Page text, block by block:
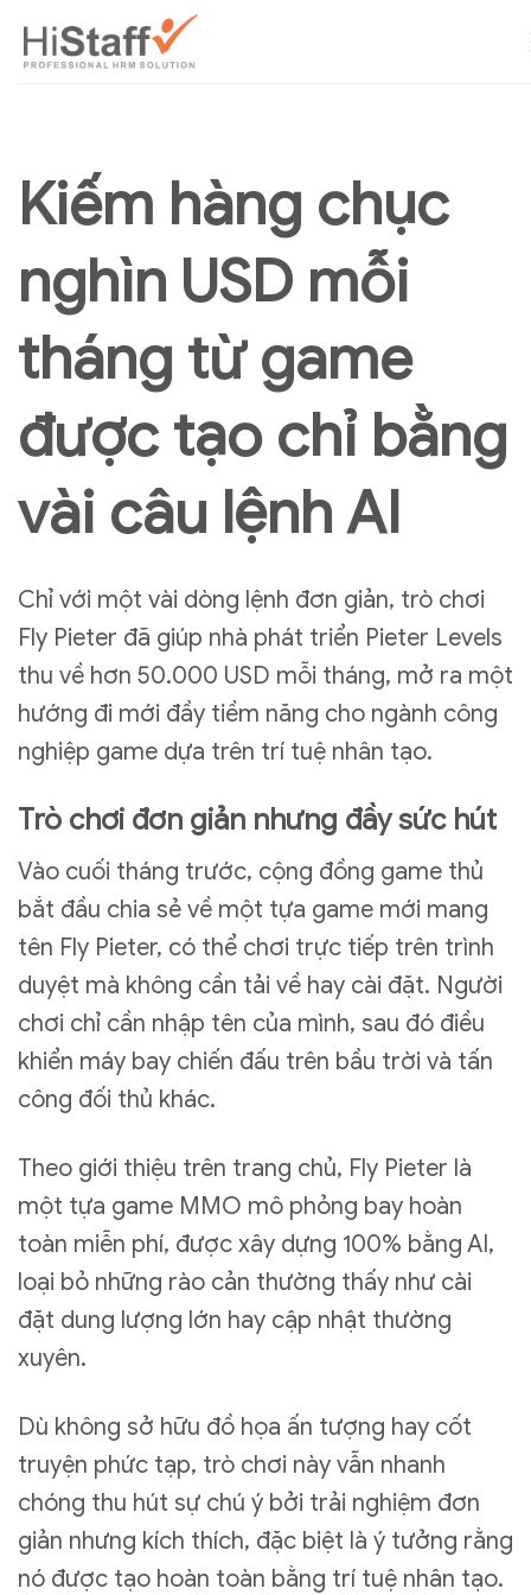
Kiếm hàng chục
nghìn USD mỗi
tháng từ game
được tạo chỉ bằng
vài câu lệnh AI
Chỉ với một vài dòng lệnh đơn giản, trò chơi
Fly Pieter đã giúp nhà phát triển Pieter Levels
thu về hơn 50.000 USD mỗi tháng, mở ra một
hướng đi mới đầy tiềm năng cho ngành công
nghiệp game dựa trên trí tuệ nhân tạo.
Trò chơi đơn giản nhưng đầy sức hút
Vào cuối tháng trước, cộng đồng game thủ
bắt đầu chia sẻ về một tựa game mới mang
tên Fly Pieter, có thể chơi trực tiếp trên trình
duyệt mà không cần tải về hay cài đặt. Người
chơi chỉ cần nhập tên của mình, sau đó điều
khiển máy bay chiến đấu trên bầu trời và tấn
công đối thủ khác.
Theo giới thiệu trên trang chủ, Fly Pieter là
một tựa game MMO mô phỏng bay hoàn
toàn miễn phí, được xây dựng 100% bằng AI,
loại bỏ những rào cản thường thấy như cài
đặt dung lượng lớn hay cập nhật thường
xuyên.
Dù không sở hữu đồ họa ấn tượng hay cốt
truyện phức tạp, trò chơi này vẫn nhanh
chóng thu hút sự chú ý bởi trải nghiệm đơn
giản nhưng kích thích, đặc biệt là ý tưởng rằng
nó được tạo hoàn toàn bằng trí tuệ nhân tạo.